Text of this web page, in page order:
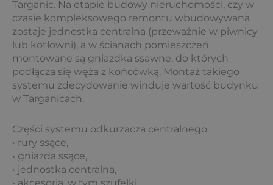
Targanic. Na etapie budowy nieruchomości, czy w
czasie kompleksowego remontu wbudowywana
zostaje jednostka centralna (przeważnie w piwnicy
lub kotłowni), a w ścianach pomieszczeń
montowane są gniazdka ssawne, do których
podłącza się węża z końcówką. Montaż takiego
systemu zdecydowanie winduje wartość budynku
w Targanicach.
Części systemu odkurzacza centralnego:
• rury ssące,
• gniazda ssące,
• jednostka centralna,